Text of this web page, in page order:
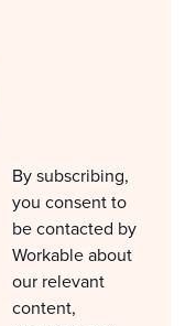
By subscribing,
you consent to
be contacted by
Workable about
our relevant
content,